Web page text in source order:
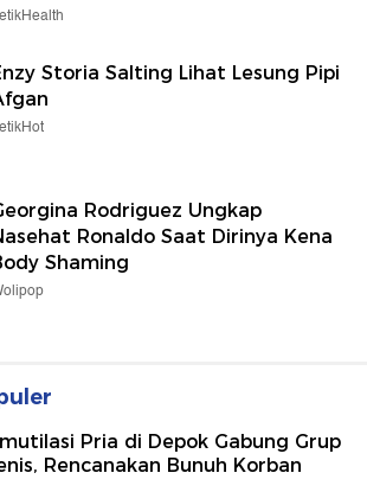
Storia Salting Lihat Lesung Pipi
Rodriguez Ungkap
Ronaldo Saat Dirinya Kena
Shaming
Pria di Depok Gabung Grup
Rencanakan Bunuh Korban